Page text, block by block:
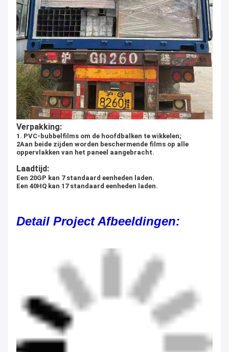
Verpakking:
1. PVC-bubbelfilms om de hoofdbalken te wikkelen;
2Aan beide zijden worden beschermende films op alle
oppervlakken van het paneel aangebracht.
Laadtijd:
Een 20GP kan 7 standaard eenheden laden.
Een 40HQ kan 17 standaard eenheden laden.
Detail Project Afbeeldingen: